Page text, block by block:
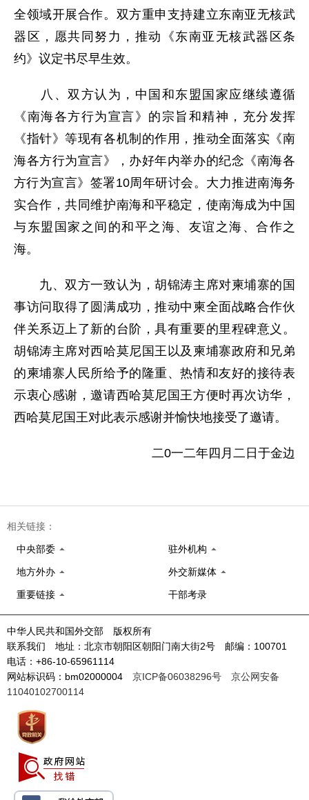
全领域开展合作。双方重申支持建立东南亚无核武
器区，愿共同努力，推动《东南亚无核武器区条
约》议定书尽早生效。
八、双方认为，中国和东盟国家应继续遵循
《南海各方行为宣言》的宗旨和精神，充分发挥
《指针》等现有各机制的作用，推动全面落实《南
海各方行为宣言》，办好年内举办的纪念《南海各
方行为宣言》签署10周年研讨会。大力推进南海务
实合作，共同维护南海和平稳定，使南海成为中国
与东盟国家之间的和平之海、友谊之海、合作之
海。
九、双方一致认为，胡锦涛主席对柬埔寨的国
事访问取得了圆满成功，推动中柬全面战略合作伙
伴关系迈上了新的台阶，具有重要的里程碑意义。
胡锦涛主席对西哈莫尼国王以及柬埔寨政府和兄弟
的柬埔寨人民所给予的隆重、热情和友好的接待表
示衷心感谢，邀请西哈莫尼国王方便时再次访华，
西哈莫尼国王对此表示感谢并愉快地接受了邀请。
二0一二年四月二日于金边
相关链接：
中央部委 驻外机构
地方外办 外交新媒体
重要链接 干部考录
中华人民共和国外交部 版权所有
联系我们 地址：北京市朝阳区朝阳门南大街2号 邮编：100701
电话：+86-10-65961114
网站标识码：bm02000004 京ICP备06038296号
京公网安备
11040102700114